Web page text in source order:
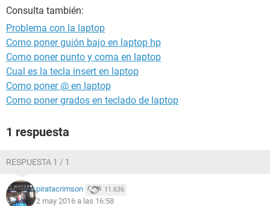
Consulta también:
Problema con la laptop
Como poner guión bajo en laptop hp
Como poner punto y coma en laptop
Cual es la tecla insert en laptop
Como poner @ en laptop
Como poner grados en teclado de laptop
1 respuesta
RESPUESTA 1 / 1
piratacrimson 11.636
2 may 2016 a las 16:58